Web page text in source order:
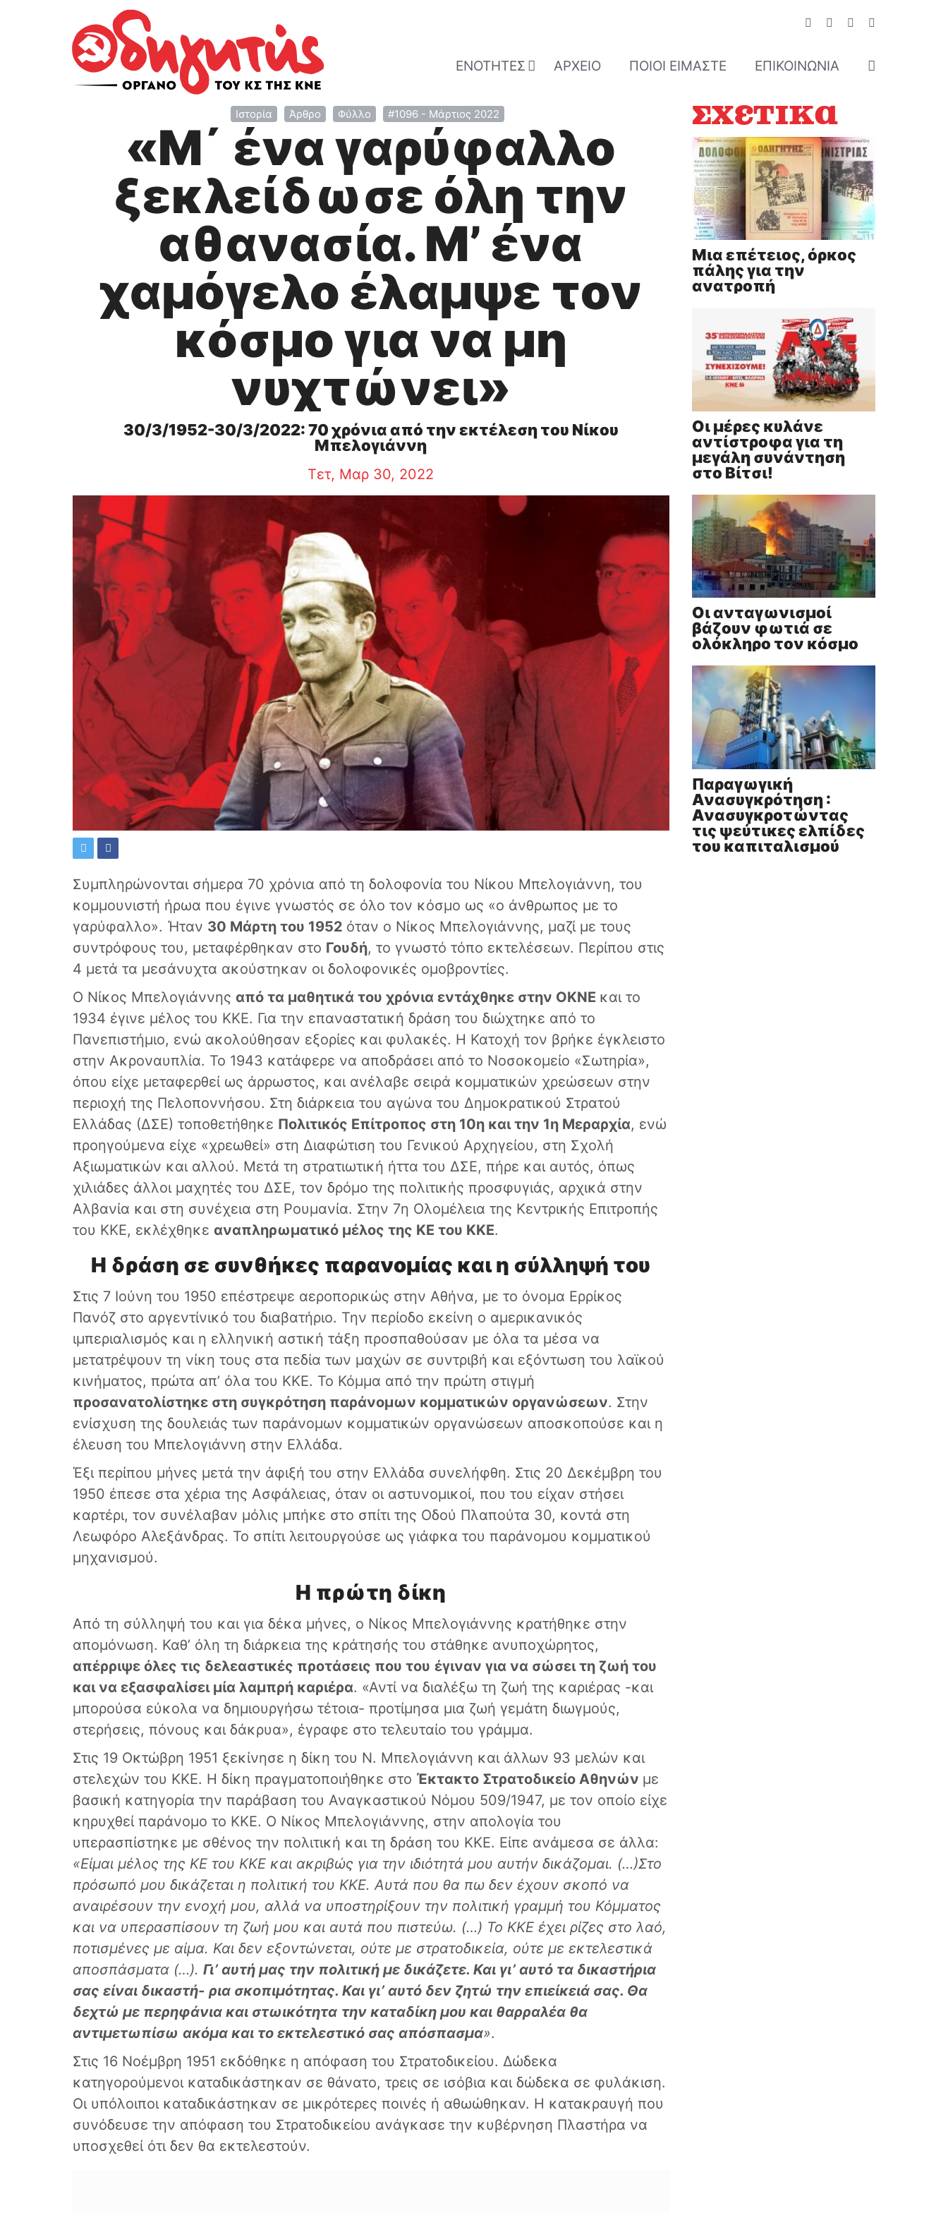
ΕΝΌΤΗΤΕΣ ΑΡΧΕΊΟ ΠΟΙΟΊ ΕΊΜΑΣΤΕ ΕΠΙΚΟΙΝΩΝΊΑ
Ιστορία Άρθρο Φύλλο #1096 - Μάρτιος 2022
«Μ΄ ένα γαρύφαλλο
ξεκλείδωσε όλη την
αθανασία. Μ’ ένα
χαμόγελο έλαμψε τον
κόσμο για να μη
νυχτώνει»
30/3/1952-30/3/2022: 70 χρόνια από την εκτέλεση του Νίκου
Μπελογιάννη
Τετ, Μαρ 30, 2022
Συμπληρώνονται σήμερα 70 χρόνια από τη δολοφονία του Νίκου Μπελογιάννη, του
κομμουνιστή ήρωα που έγινε γνωστός σε όλο τον κόσμο ως «ο άνθρωπος με το
γαρύφαλλο». Ήταν 30 Μάρτη του 1952 όταν ο Νίκος Μπελογιάννης, μαζί με τους
συντρόφους του, μεταφέρθηκαν στο Γουδή, το γνωστό τόπο εκτελέσεων. Περίπου στις
4 μετά τα μεσάνυχτα ακούστηκαν οι δολοφονικές ομοβροντίες.
Ο Νίκος Μπελογιάννης από τα μαθητικά του χρόνια εντάχθηκε στην ΟΚΝΕ και το
1934 έγινε μέλος του ΚΚΕ. Για την επαναστατική δράση του διώχτηκε από το
Πανεπιστήμιο, ενώ ακολούθησαν εξορίες και φυλακές. Η Κατοχή τον βρήκε έγκλειστο
στην Ακροναυπλία. Το 1943 κατάφερε να αποδράσει από το Νοσοκομείο «Σωτηρία»,
όπου είχε μεταφερθεί ως άρρωστος, και ανέλαβε σειρά κομματικών χρεώσεων στην
περιοχή της Πελοποννήσου. Στη διάρκεια του αγώνα του Δημοκρατικού Στρατού
Ελλάδας (ΔΣΕ) τοποθετήθηκε Πολιτικός Επίτροπος στη 10η και την 1η Μεραρχία, ενώ
προηγούμενα είχε «χρεωθεί» στη Διαφώτιση του Γενικού Αρχηγείου, στη Σχολή
Αξιωματικών και αλλού. Μετά τη στρατιωτική ήττα του ΔΣΕ, πήρε και αυτός, όπως
χιλιάδες άλλοι μαχητές του ΔΣΕ, τον δρόμο της πολιτικής προσφυγιάς, αρχικά στην
Αλβανία και στη συνέχεια στη Ρουμανία. Στην 7η Ολομέλεια της Κεντρικής Επιτροπής
του ΚΚΕ, εκλέχθηκε αναπληρωματικό μέλος της ΚΕ του ΚΚΕ.
Η δράση σε συνθήκες παρανομίας και η σύλληψή του
Στις 7 Ιούνη του 1950 επέστρεψε αεροπορικώς στην Αθήνα, με το όνομα Ερρίκος
Πανόζ στο αργεντίνικό του διαβατήριο. Την περίοδο εκείνη ο αμερικανικός
ιμπεριαλισμός και η ελληνική αστική τάξη προσπαθούσαν με όλα τα μέσα να
μετατρέψουν τη νίκη τους στα πεδία των μαχών σε συντριβή και εξόντωση του λαϊκού
κινήματος, πρώτα απ’ όλα του ΚΚΕ. Το Κόμμα από την πρώτη στιγμή
προσανατολίστηκε στη συγκρότηση παράνομων κομματικών οργανώσεων. Στην
ενίσχυση της δουλειάς των παράνομων κομματικών οργανώσεων αποσκοπούσε και η
έλευση του Μπελογιάννη στην Ελλάδα.
Έξι περίπου μήνες μετά την άφιξή του στην Ελλάδα συνελήφθη. Στις 20 Δεκέμβρη του
1950 έπεσε στα χέρια της Ασφάλειας, όταν οι αστυνομικοί, που του είχαν στήσει
καρτέρι, τον συνέλαβαν μόλις μπήκε στο σπίτι της Οδού Πλαπούτα 30, κοντά στη
Λεωφόρο Αλεξάνδρας. Το σπίτι λειτουργούσε ως γιάφκα του παράνομου κομματικού
μηχανισμού.
Η πρώτη δίκη
Από τη σύλληψή του και για δέκα μήνες, ο Νίκος Μπελογιάννης κρατήθηκε στην
απομόνωση. Καθ’ όλη τη διάρκεια της κράτησής του στάθηκε ανυποχώρητος,
απέρριψε όλες τις δελεαστικές προτάσεις που του έγιναν για να σώσει τη ζωή του
και να εξασφαλίσει μία λαμπρή καριέρα. «Αντί να διαλέξω τη ζωή της καριέρας -και
μπορούσα εύκολα να δημιουργήσω τέτοια- προτίμησα μια ζωή γεμάτη διωγμούς,
στερήσεις, πόνους και δάκρυα», έγραφε στο τελευταίο του γράμμα.
Στις 19 Οκτώβρη 1951 ξεκίνησε η δίκη του Ν. Μπελογιάννη και άλλων 93 μελών και
στελεχών του ΚΚΕ. Η δίκη πραγματοποιήθηκε στο Έκτακτο Στρατοδικείο Αθηνών με
βασική κατηγορία την παράβαση του Αναγκαστικού Νόμου 509/1947, με τον οποίο είχε
κηρυχθεί παράνομο το ΚΚΕ. Ο Νίκος Μπελογιάννης, στην απολογία του
υπερασπίστηκε με σθένος την πολιτική και τη δράση του ΚΚΕ. Είπε ανάμεσα σε άλλα:
«Είμαι μέλος της ΚΕ του ΚΚΕ και ακριβώς για την ιδιότητά μου αυτήν δικάζομαι. (…)Στο
πρόσωπό μου δικάζεται η πολιτική του ΚΚΕ. Αυτά που θα πω δεν έχουν σκοπό να
αναιρέσουν την ενοχή μου, αλλά να υποστηρίξουν την πολιτική γραμμή του Κόμματος
και να υπερασπίσουν τη ζωή μου και αυτά που πιστεύω. (…) Το ΚΚΕ έχει ρίζες στο λαό,
ποτισμένες με αίμα. Και δεν εξοντώνεται, ούτε με στρατοδικεία, ούτε με εκτελεστικά
αποσπάσματα (…). Γι’ αυτή μας την πολιτική με δικάζετε. Και γι’ αυτό τα δικαστήρια
σας είναι δικαστή- ρια σκοπιμότητας. Και γι’ αυτό δεν ζητώ την επιείκειά σας. Θα
δεχτώ με περηφάνια και στωικότητα την καταδίκη μου και θαρραλέα θα
αντιμετωπίσω ακόμα και το εκτελεστικό σας απόσπασμα».
Στις 16 Νοέμβρη 1951 εκδόθηκε η απόφαση του Στρατοδικείου. Δώδεκα
κατηγορούμενοι καταδικάστηκαν σε θάνατο, τρεις σε ισόβια και δώδεκα σε φυλάκιση.
Οι υπόλοιποι καταδικάστηκαν σε μικρότερες ποινές ή αθωώθηκαν. Η κατακραυγή που
συνόδευσε την απόφαση του Στρατοδικείου ανάγκασε την κυβέρνηση Πλαστήρα να
υποσχεθεί ότι δεν θα εκτελεστούν.
Σχετικά
Μια επέτειος, όρκος
πάλης για την
ανατροπή
Οι μέρες κυλάνε
αντίστροφα για τη
μεγάλη συνάντηση
στο Βίτσι!
Οι ανταγωνισμοί
βάζουν φωτιά σε
ολόκληρο τον κόσμο
Παραγωγική
Ανασυγκρότηση :
Ανασυγκροτώντας
τις ψεύτικες ελπίδες
του καπιταλισμού